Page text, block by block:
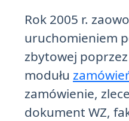
Rok 2005 r.
uruchomieniem
zbytowej
modułu
zamówienie,
dokument WZ,